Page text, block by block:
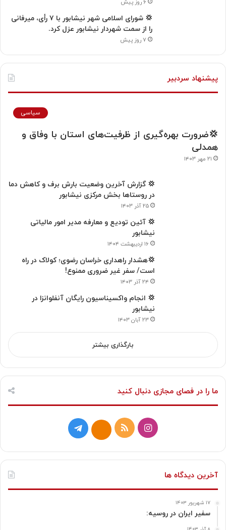
۶ روز پیش
💢 شورای اسلامی شهر نیشابور با ۷ رأی، میرفانی
را از سمت شهردار نیشابور عزل کرد.
۷ روز پیش
پیشنهاد سردبیر
سیاسی
💢ضرورت بهره‌گیری از ظرفیت‌های استان با وفاق و
همدلی
۲۱ مهر ۱۴۰۳
💢 گزارش آخرین وضعیت بارش برف و کاهش دما
در روستاها بخش مرکزی نیشابور
۲۵ آذر ۱۴۰۳
💢 آئین تودیع و معارفه مدیر امور مالیاتی
نيشابور
۱۶ اردیبهشت ۱۴۰۴
💢هشدار راهداری خراسان رضوی؛ کولاک در راه
است/ سفر غیر ضروری ممنوع!
۲۴ آذر ۱۴۰۳
💢 انجام واکسیناسیون رایگان آنفلوانزا در
نیشابور
۲۳ آبان ۱۴۰۳
بارگذاری بیشتر
ما را در فصای مجازی دنبال کنید
س
خ
ا
ی
ا
ر
آخرین دیدگاه ها
۱۷ شهریور ۱۴۰۳
سفیر ایران در روسیه: